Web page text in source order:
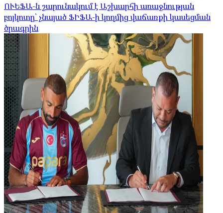
ՈՒԵՖԱ-ն շարունակում է Աշխարհի առաջնության
բոյկոտը՝ չնայած ՖԻՖԱ-ի կողմից վաճառքի կասեցման
ծրագրին